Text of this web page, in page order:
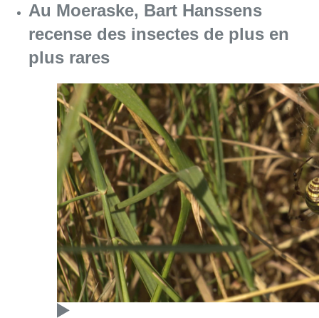
Au Moeraske, Bart Hanssens
recense des insectes de plus en
plus rares